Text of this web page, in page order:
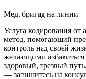
Мед. бригад на линии –
Услуга кодирования
метод, помогающий
контроль над своей
желающими избавиться
здоровый, трезвый
— запишитесь на